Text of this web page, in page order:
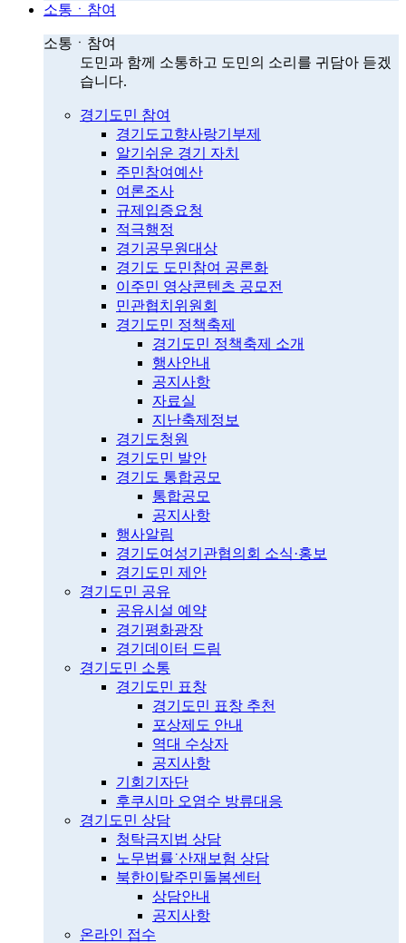
소통ㆍ참여
소통ㆍ참여
도민과 함께 소통하고 도민의 소리를 귀담아 듣겠
습니다.
경기도민 참여
경기도고향사랑기부제
알기쉬운 경기 자치
주민참여예산
여론조사
규제입증요청
적극행정
경기공무원대상
경기도 도민참여 공론화
이주민 영상콘텐츠 공모전
민관협치위원회
경기도민 정책축제
경기도민 정책축제 소개
행사안내
공지사항
자료실
지난축제정보
경기도청원
경기도민 발안
경기도 통합공모
통합공모
공지사항
행사알림
경기도여성기관협의회 소식·홍보
경기도민 제안
경기도민 공유
공유시설 예약
경기평화광장
경기데이터 드림
경기도민 소통
경기도민 표창
경기도민 표창 추천
포상제도 안내
역대 수상자
공지사항
기회기자단
후쿠시마 오염수 방류대응
경기도민 상담
청탁금지법 상담
노무법률˙산재보험 상담
북한이탈주민돌봄센터
상담안내
공지사항
온라인 접수